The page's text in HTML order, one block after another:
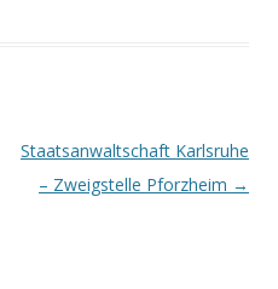
Staatsanwaltschaft Karlsruhe
– Zweigstelle Pforzheim →